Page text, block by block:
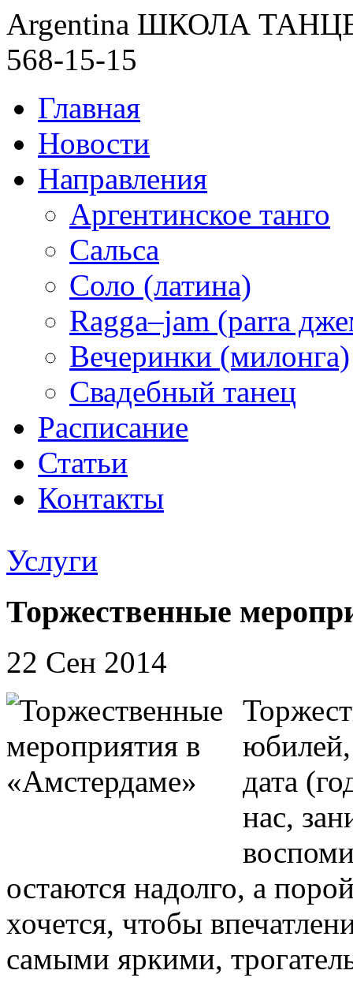
Argentina ШКОЛА
568-15-15
Главная
Новости
Направления
Аргентинское танго
Сальса
Соло (латина)
Ragga–jam (parra
Вечеринки (милонга)
Свадебный танец
Расписание
Статьи
Контакты
Услуги
Торжественные
22 Сен 2014
юбилей,
дата
нас,
остаются надолго, а
хочется, чтобы
самыми яркими,